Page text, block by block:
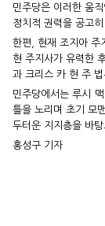
민주당은 이러한 움
정치적 권력을 공고
한편, 현재 조지아 주
현 주지사가 유력한
과 크리스 카 현 주 법
민주당에서는 루시
틀을 노리며 초기 모
두터운 지지층을 바
홍성구 기자